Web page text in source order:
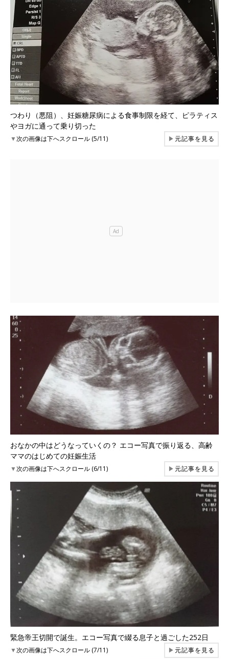
つわり（悪阻）、妊娠糖尿病による食事制限を経て、ピラティス
やヨガに通って乗り切った
▼次の画像は下へスクロール (5/11) ▶元記事を見る
おなかの中はどうなっていくの？ エコー写真で振り返る、高齢
ママのはじめての妊娠生活
▼次の画像は下へスクロール (6/11) ▶元記事を見る
緊急帝王切開で誕生。エコー写真で綴る息子と過ごした252日
▼次の画像は下へスクロール (7/11) ▶元記事を見る